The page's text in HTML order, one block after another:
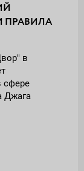
ПРАВИЛА
в
сфере
Джага